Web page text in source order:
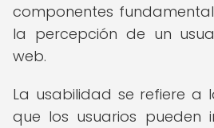
componentes
la percepción de un
web.
La usabilidad se refiere a
que los usuarios pueden